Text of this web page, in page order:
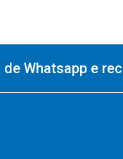
de Whatsapp e